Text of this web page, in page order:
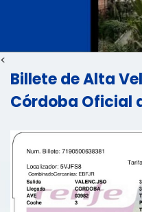
<
Billete de Alta
Córdoba Oficial